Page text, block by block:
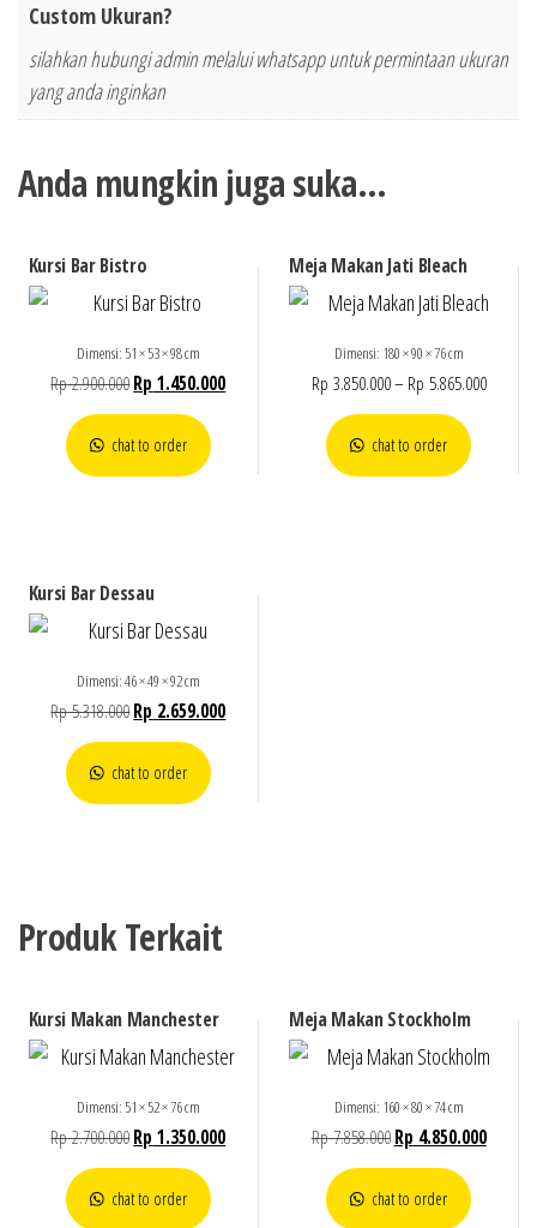
Custom Ukuran?
silahkan hubungi admin melalui whatsapp untuk permintaan ukuran
yang anda inginkan
Anda mungkin juga suka…
Kursi Bar Bistro
Dimensi: 51 × 53 × 98 cm
Rp2.900.000Rp 1.450.000
chat to order
Meja Makan Jati Bleach
Dimensi: 180 × 90 × 76 cm
Rp 3.850.000– Rp 5.865.000
chat to order
Kursi Bar Dessau
Dimensi: 46 × 49 × 92 cm
Rp5.318.000Rp 2.659.000
chat to order
Produk Terkait
Kursi Makan Manchester
Dimensi: 51 × 52 × 76 cm
Rp2.700.000Rp 1.350.000
chat to order
Meja Makan Stockholm
Dimensi: 160 × 80 × 74 cm
Rp7.858.000 Rp 4.850.000
chat to order